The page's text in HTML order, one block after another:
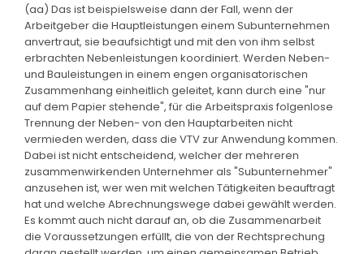
(aa) Das ist beispielsweise dann der Fall, wenn der
Arbeitgeber die Hauptleistungen einem Subunternehmen
anvertraut, sie beaufsichtigt und mit den von ihm selbst
erbrachten Nebenleistungen koordiniert. Werden Neben-
und Bauleistungen in einem engen organisatorischen
Zusammenhang einheitlich geleitet, kann durch eine "nur
auf dem Papier stehende", für die Arbeitspraxis folgenlose
Trennung der Neben- von den Hauptarbeiten nicht
vermieden werden, dass die VTV zur Anwendung kommen.
Dabei ist nicht entscheidend, welcher der mehreren
zusammenwirkenden Unternehmer als "Subunternehmer"
anzusehen ist, wer wen mit welchen Tätigkeiten beauftragt
hat und welche Abrechnungswege dabei gewählt werden.
Es kommt auch nicht darauf an, ob die Zusammenarbeit
die Voraussetzungen erfüllt, die von der Rechtsprechung